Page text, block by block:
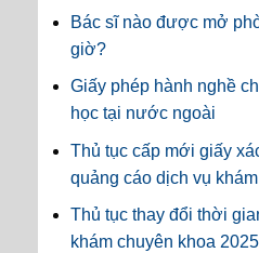
Bác sĩ nào được mở
giờ?
Giấy phép hành nghề
học tại nước ngoài
Thủ tục cấp mới giấy
quảng cáo dịch vụ
Thủ tục thay đổi thời
khám chuyên khoa 2025